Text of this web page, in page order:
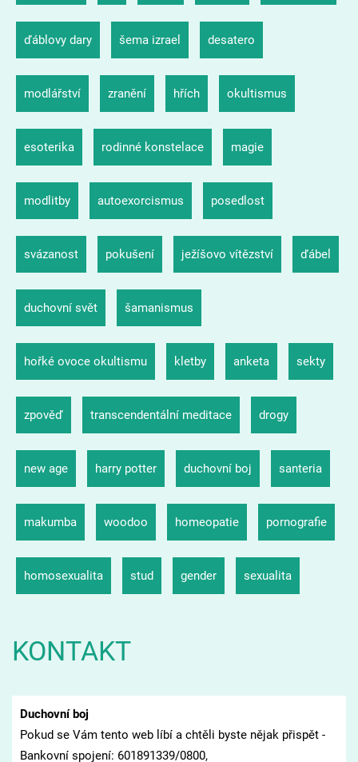
ďáblovy dary šema izrael desatero
modlářství zranění hřích okultismus
esoterika rodinné konstelace magie
modlitby autoexorcismus posedlost
svázanost pokušení ježíšovo vítězství ďábel
duchovní svět šamanismus
hořké ovoce okultismu kletby anketa sekty
zpověď transcendentální meditace drogy
new age harry potter duchovní boj santeria
makumba woodoo homeopatie pornografie
homosexualita stud gender sexualita
KONTAKT
Duchovní boj
Pokud se Vám tento web líbí a chtěli byste nějak přispět -
Bankovní spojení: 601891339/0800,